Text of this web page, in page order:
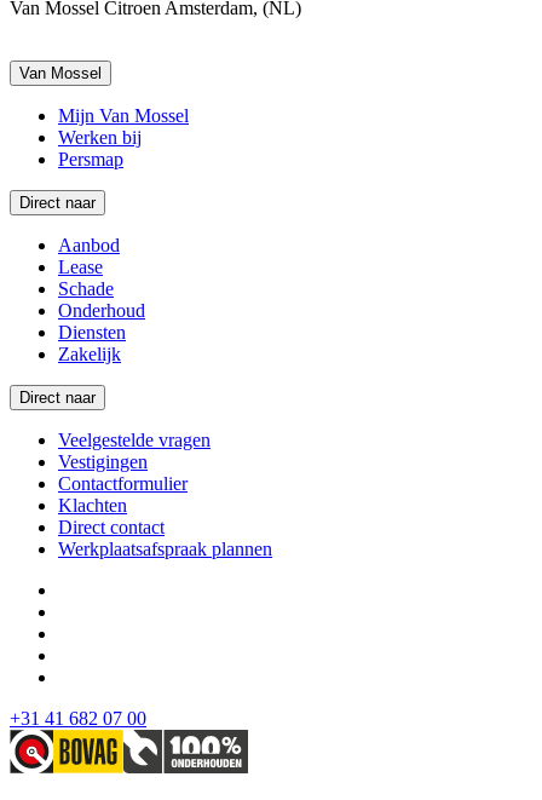
Van Mossel Citroen Amsterdam, (NL)
Van Mossel
Mijn Van Mossel
Werken bij
Persmap
Direct naar
Aanbod
Lease
Schade
Onderhoud
Diensten
Zakelijk
Direct naar
Veelgestelde vragen
Vestigingen
Contactformulier
Klachten
Direct contact
Werkplaatsafspraak plannen
+31 41 682 07 00